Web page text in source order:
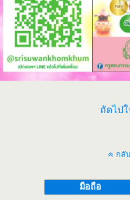
ถัดไป
กลั
มือถือ